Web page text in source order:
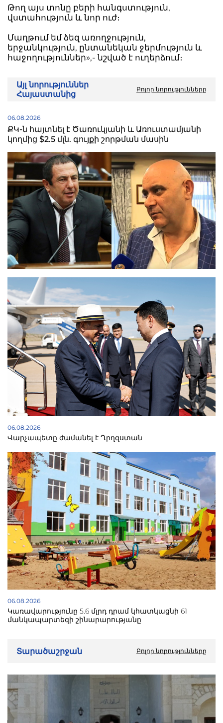
Թող այս տոնը բերի հանգստություն,
վստահություն և նոր ուժ։
Մաղթում եմ ձեզ առողջություն,
երջանկություն, ընտանեկան ջերմություն և
հաջողություններ»,- նշված է ուղերձում։
Այլ նորություններ
Հայաստանից
Բոլոր նորությունները
06.08.2026
ՔԿ-ն հայտնել է Ծառուկյանի և Առուստամյանի
կողմից $2.5 մլն. գույքի շորթման մասին
06.08.2026
Վարչապետը ժամանել է Ղրղզստան
06.08.2026
Կառավարությունը 5.6 մլրդ դրամ կհատկացնի 61
մանկապարտեզի շինարարությանը
Տարածաշրջան Բոլոր նորությունները